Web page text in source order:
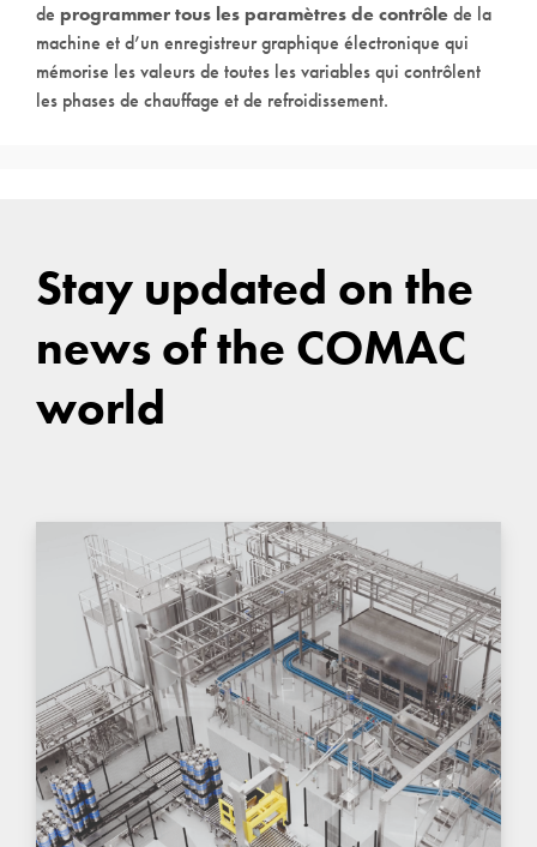
de programmer tous les paramètres de contrôlede la
machine et d’un enregistreur graphique électronique qui
mémorise les valeurs de toutes les variables qui contrôlent
les phases de chauffage et de refroidissement.
Stay updated on the
news of the COMAC
world